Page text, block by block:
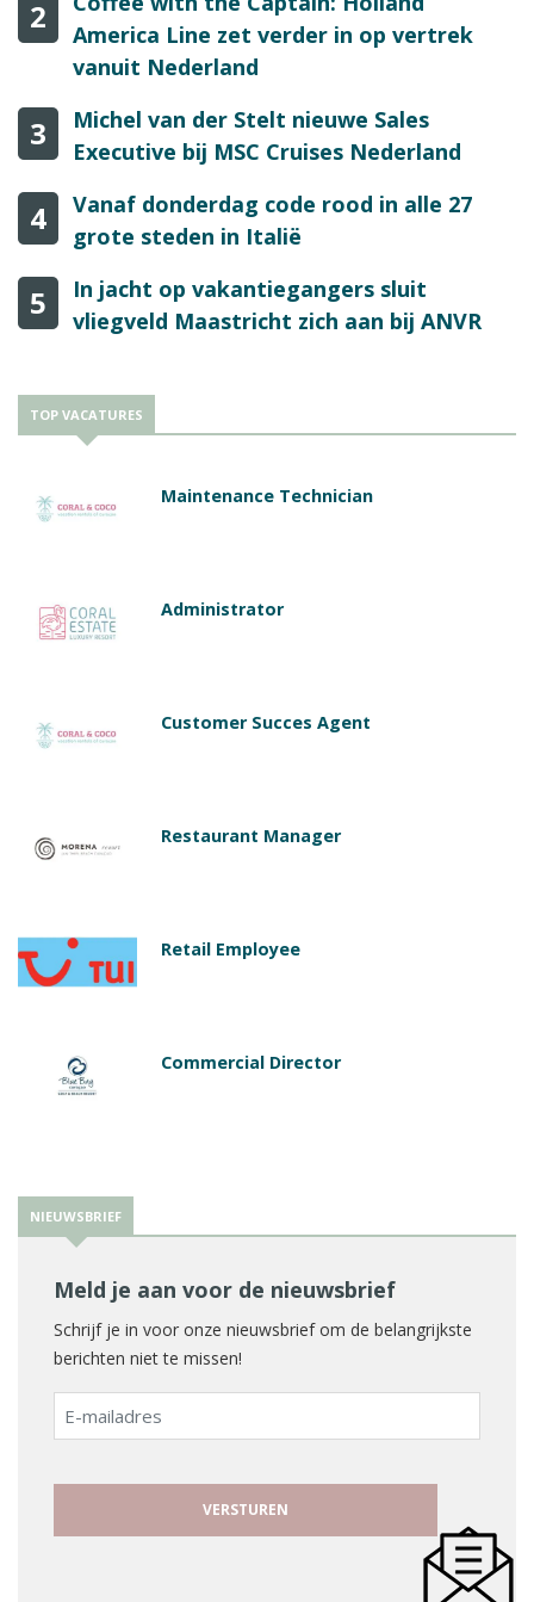
2
America Line zet verder in op vertrek
vanuit Nederland
3
Michel van der Stelt nieuwe Sales
Executive bij MSC Cruises Nederland
4
Vanaf donderdag code rood in alle 27
grote steden in Italië
5
In jacht op vakantiegangers sluit
vliegveld Maastricht zich aan bij ANVR
TOP VACATURES
Maintenance Technician
Administrator
Customer Succes Agent
Restaurant Manager
Retail Employee
Commercial Director
NIEUWSBRIEF
Meld je aan voor de nieuwsbrief
Schrijf je in voor onze nieuwsbrief om de belangrijkste
berichten niet te missen!
E-
mailadres